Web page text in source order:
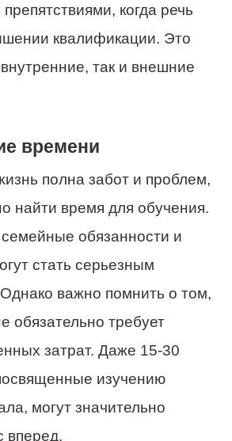
когда речь
квалификации. Это
так и внешние
времени
полна забот и проблем,
найти время для обучения.
обязанности и
стать серьезным
важно помнить о том,
обязательно требует
затрат. Даже 15-30
изучению
могут значительно
вперед.